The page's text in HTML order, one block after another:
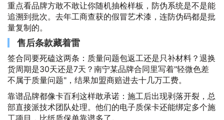
重点看品牌方敢不敢让你随机抽检样板，防伪系统是不是能
追溯到批次。去年工商查获的假冒艺术漆，连防伪码都是批
量复制的。
售后条款藏着雷
签合同要死磕这两条：质量问题包返工还是只补材料？退换
货周期是30天还是7天？南宁某品牌合同里写着"轻微色差
不属于质量问题"，结果加盟商赔进去十几万工费。
靠谱品牌都像卡百利这样敢承诺：施工后出现剥落开裂，总
部直接派技术团队处理。他们的电子质保卡还能绑定多个施
工项目，比纸质保单靠谱多了。